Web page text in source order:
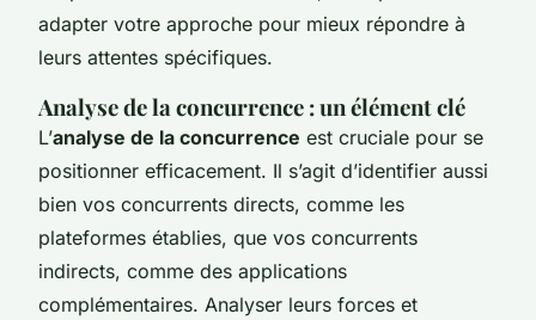
adapter votre approche pour mieux répondre à
leurs attentes spécifiques.
Analyse de la concurrence : un élément clé
L’analyse de la concurrence est cruciale pour se
positionner efficacement. Il s’agit d’identifier aussi
bien vos concurrents directs, comme les
plateformes établies, que vos concurrents
indirects, comme des applications
complémentaires. Analyser leurs forces et